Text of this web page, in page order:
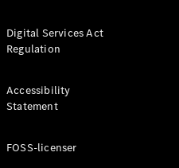
Mercedes-
Benz Online
Transportbilar
Konfigurator
Digital Services Act
Regulation
Accessibility
Statement
FOSS-licenser